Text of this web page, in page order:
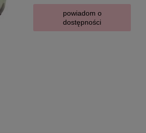
powiadom o
dostępności